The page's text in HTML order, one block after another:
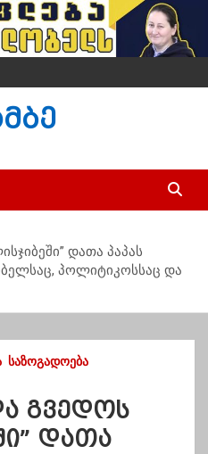
დათა პაპას
პოლიტიკოსსაც და
ᲡᲐᲖᲝᲒᲐᲓᲝᲔᲑᲐ
გვედოს
დათა